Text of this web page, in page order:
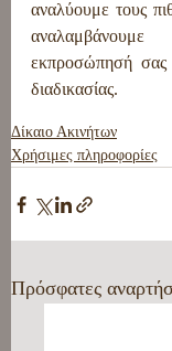
αναλύουμε τους
εκπροσώπησή σας
διαδικασίας.
Δίκαιο Ακινήτων
Χρήσιμες πληροφορίες
Πρόσφατες